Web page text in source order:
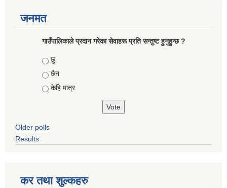
जनमत
गाउँपालिकाले प्रदान गरेका सेवाहरू प्रति सन्तुष्ट हुनुहुन्छ ?
Choices
छु
छैन
केहि मात्र
Older polls
Results
कर तथा शुल्कहरु